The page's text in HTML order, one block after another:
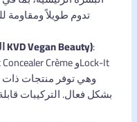
تدوم طويلاً ومقاومة
Kat Von D Beauty (المعروفة الآن باسم KVD Vegan Beauty):
بشكل فعال. التركيبات